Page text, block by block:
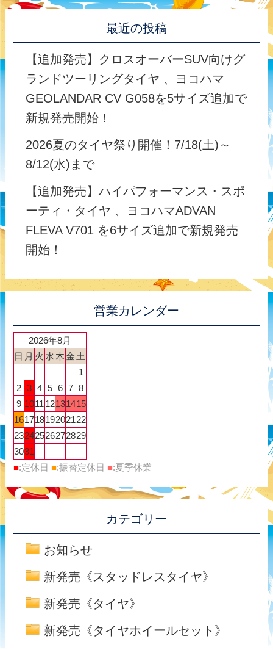
最近の投稿
【追加発売】クロスオーバーSUV向けグ
ランドツーリングタイヤ 、ヨコハマ
GEOLANDAR CV G058を5サイズ追加で
新規発売開始！
2026夏のタイヤ祭り開催！7/18(土)～
8/12(水)まで
【追加発売】ハイパフォーマンス・スポ
ーティ・タイヤ 、ヨコハマADVAN
FLEVA V701 を6サイズ追加で新規発売
開始！
営業カレンダー
2026年8月
日 月 火 水 木金 土
1
2 3 4 5 6 7 8
9 1011 12131415
16171819202122
23242526272829
3031
■:定休日 ■:振替定休日 ■:夏季休業
カテゴリー
お知らせ
新発売《スタッドレスタイヤ》
新発売《タイヤ》
新発売《タイヤホイールセット》